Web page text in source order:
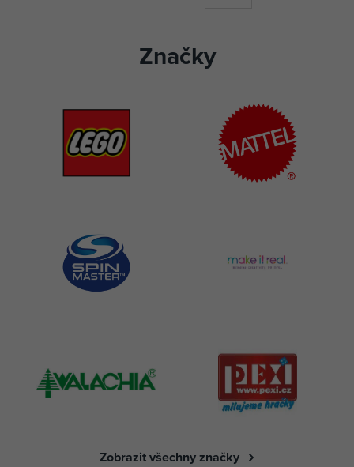
Značky
Zobrazit všechny značky